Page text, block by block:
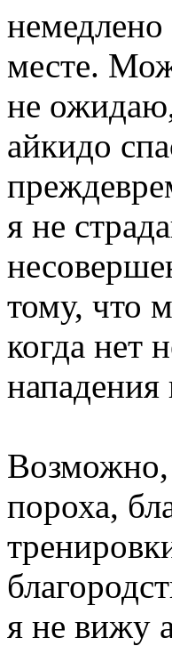
месте.
не
айкидо
я не
тому, что
когда нет
пороха,
я не вижу